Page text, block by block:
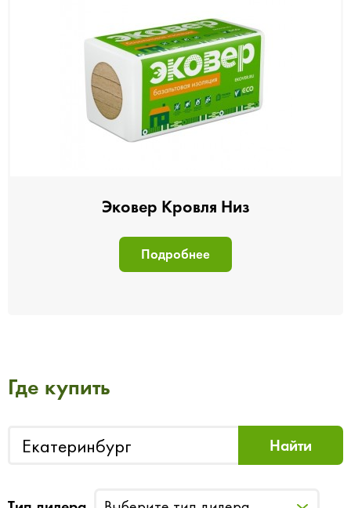
Эковер Кровля Низ
Подробнее
Где купить